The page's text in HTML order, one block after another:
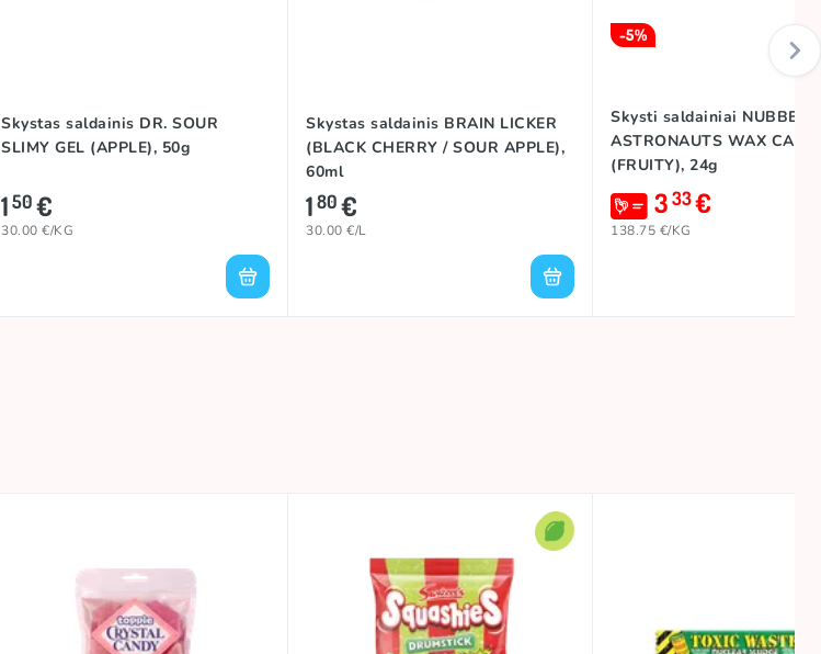
Skystas saldainis DR. SOUR
SLIMY GEL (APPLE), 50g
150€
30.00 €/KG
Skystas saldainis BRAIN LICKER
(BLACK CHERRY / SOUR APPLE),
60ml
180€
30.00 €/L
-5%
Skysti saldainiai NUBBEE
ASTRONAUTS WAX
(FRUITY), 24g
333€
138.75 €/KG